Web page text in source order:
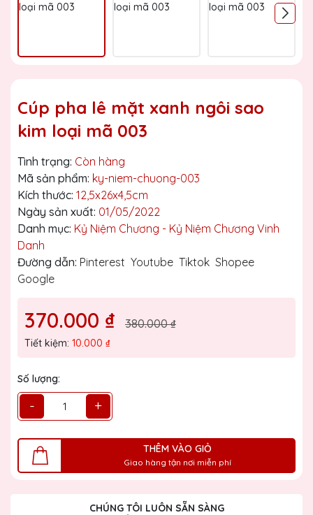
Cúp pha lê mặt xanh ngôi sao
kim loại mã 003
Tình trạng: Còn hàng
Mã sản phẩm: ky-niem-chuong-003
Kích thước: 12,5x26x4,5cm
Ngày sản xuất: 01/05/2022
Danh mục: Kỷ Niệm Chương - Kỷ Niệm Chương Vinh
Danh
Đường dẫn: Pinterest Youtube Tiktok Shopee
Google
370.000 ₫ 380.000 ₫
Tiết kiệm: 10.000 ₫
Số lượng:
- +
THÊM VÀO GIỎ
Giao hàng tận nơi miễn phí
CHÚNG TÔI LUÔN SẴN SÀNG